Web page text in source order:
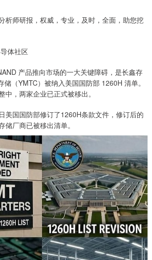
师研报，权威，专业，及时，全面，助您挖
体社区
产品推向市场的一大关键障碍，是长鑫存
（YMTC）被纳入美国国防部 1260H 清单。
中，两家企业已正式被移出。
国国防部修订了1260H条款文件，修订后的
储厂商已被移出清单。